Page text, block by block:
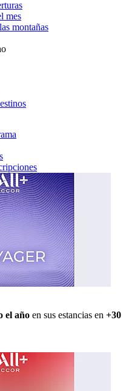
mes
montañas
el año en sus estancias en +30